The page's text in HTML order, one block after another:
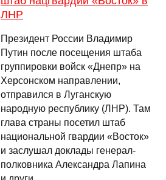
ЛНР
Президент России Владимир
Путин после посещения штаба
группировки войск «Днепр» на
Херсонском направлении,
отправился в Луганскую
народную республику (ЛНР). Там
глава страны посетил штаб
национальной гвардии «Восток»
и заслушал доклады генерал-
полковника Александра Лапина